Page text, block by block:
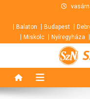
contentBalaton Budapest
Miskolc
Nyíregyháza